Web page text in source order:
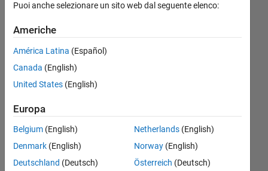
external.
m
functions
after
packaging
shen
hedong
30 Dic
Puoi anche selezionare un sito web dal seguente elenco:
Americhe
América Latina (Español)
Canada (English)
United States (English)
Europa
Belgium (English)
Denmark (English)
Deutschland (Deutsch)
Netherlands(English)
Norway(English)
Österreich (Deutsch)